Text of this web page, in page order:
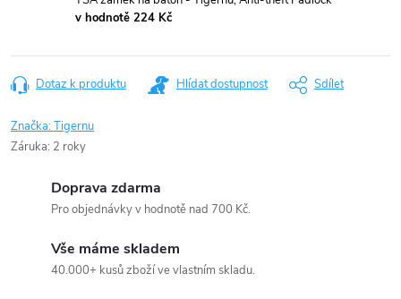
v hodnotě 224 Kč
Dotaz k produktu Hlídat dostupnost Sdílet
Značka:Tigernu
Záruka: 2 roky
Doprava zdarma
Pro objednávky v hodnotě nad 700 Kč.
Vše máme skladem
40.000+ kusů zboží ve vlastním skladu.